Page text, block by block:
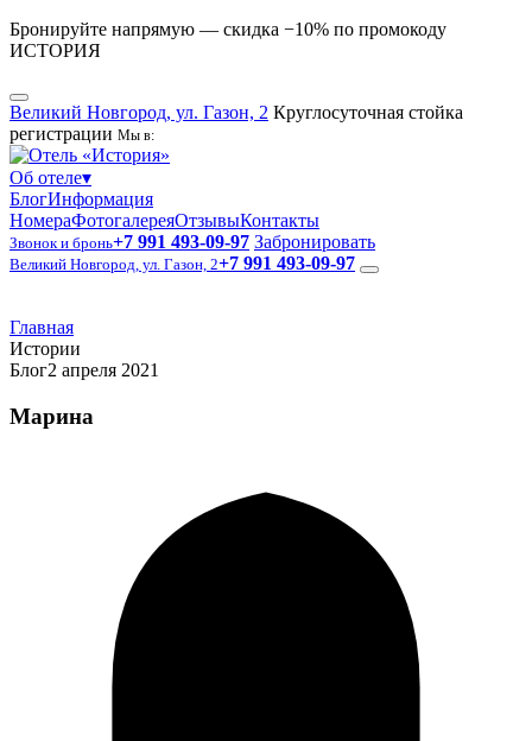
Бронируйте напрямую — скидка −10% по промокоду
ИСТОРИЯ
Великий Новгород, ул. Газон, 2 Круглосуточная стойка
регистрации Мы в:
Об отеле▾
БлогИнформация
НомераФотогалереяОтзывыКонтакты
Звонок и бронь+7 991 493-09-97 Забронировать
Великий Новгород, ул. Газон, 2+7 991 493-09-97
Главная
Истории
Блог2 апреля 2021
Марина